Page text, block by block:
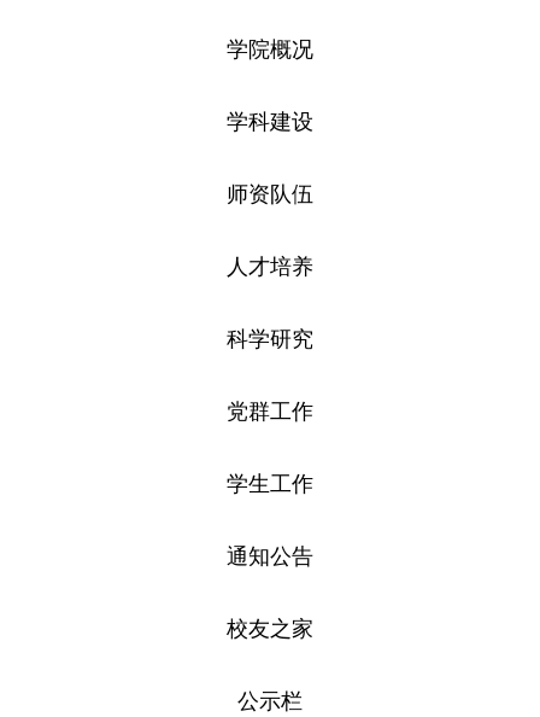
学院概况
学科建设
师资队伍
人才培养
科学研究
党群工作
学生工作
通知公告
校友之家
公示栏